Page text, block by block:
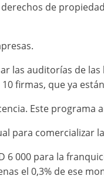
de
auditorías de las
firmas, que ya
Este programa
para comercializar
000 para la
el 0,3% de ese